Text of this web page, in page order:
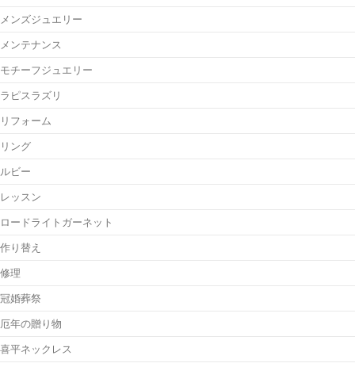
メンズジュエリー
メンテナンス
モチーフジュエリー
ラピスラズリ
リフォーム
リング
ルビー
レッスン
ロードライトガーネット
作り替え
修理
冠婚葬祭
厄年の贈り物
喜平ネックレス